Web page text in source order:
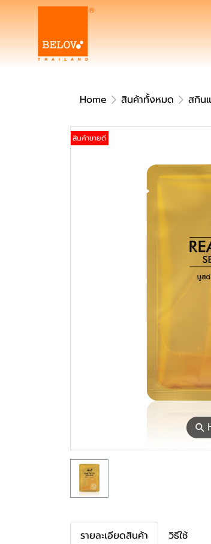
Home สินค้าทั้งหมด สกิน
⚲
สินค้าขายดี
รายละเอียดสินค้า วิธีใช้